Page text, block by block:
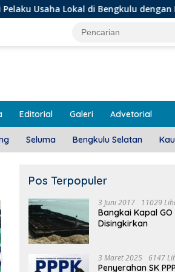
di Bengkulu dengan Meningkatkan
Editorial Galeri Advetorial
Seluma Bengkulu Selatan
Pos Terpopuler
3 Juni 2017 11029
Bangkai Kapal GO
Disingkirkan
3 Maret 2025 6147
Penyerahan SK